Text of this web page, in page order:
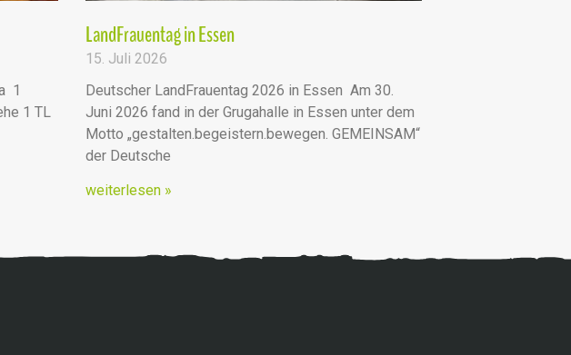
1
1 TL
LandFrauentag in Essen
15. Juli 2026
Deutscher LandFrauentag 2026 in Essen Am 30.
Juni 2026 fand in der Grugahalle in Essen unter dem
Motto „gestalten.begeistern.bewegen. GEMEINSAM“
der Deutsche
weiterlesen »